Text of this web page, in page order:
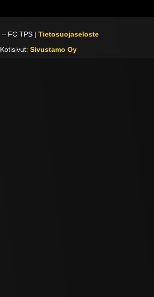
– FC TPS |Tietosuojaseloste
Kotisivut: Sivustamo Oy